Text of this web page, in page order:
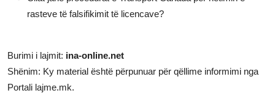
rasteve të falsifikimit të licencave?
Burimi i lajmit: ina-online.net
Shënim: Ky material është përpunuar për qëllime informimi nga
Portali lajme.mk.